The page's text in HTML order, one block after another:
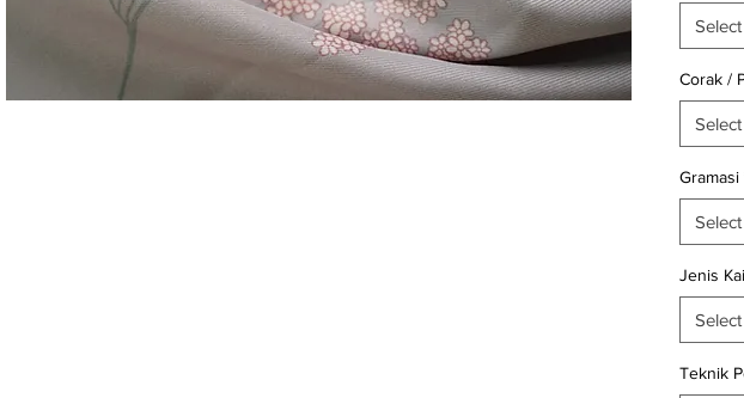
kain
Untuk
608
Belanja
Select
Corak /
Select
Gramasi
Select
Jenis
Select
Teknik